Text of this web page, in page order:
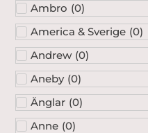
Ambro (0)
America & Sverige (0)
Andrew (0)
Aneby (0)
Änglar (0)
Anne (0)